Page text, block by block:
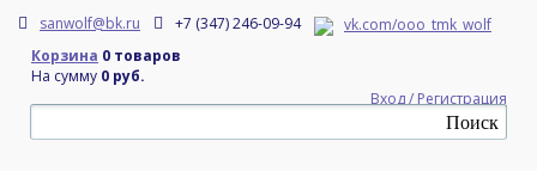
sanwolf@bk.ru +7 (347) 246-09-94
vk.com/ooo_tmk_wolf
Корзина 0 товаров
На сумму 0 руб.
Вход / Регистрация